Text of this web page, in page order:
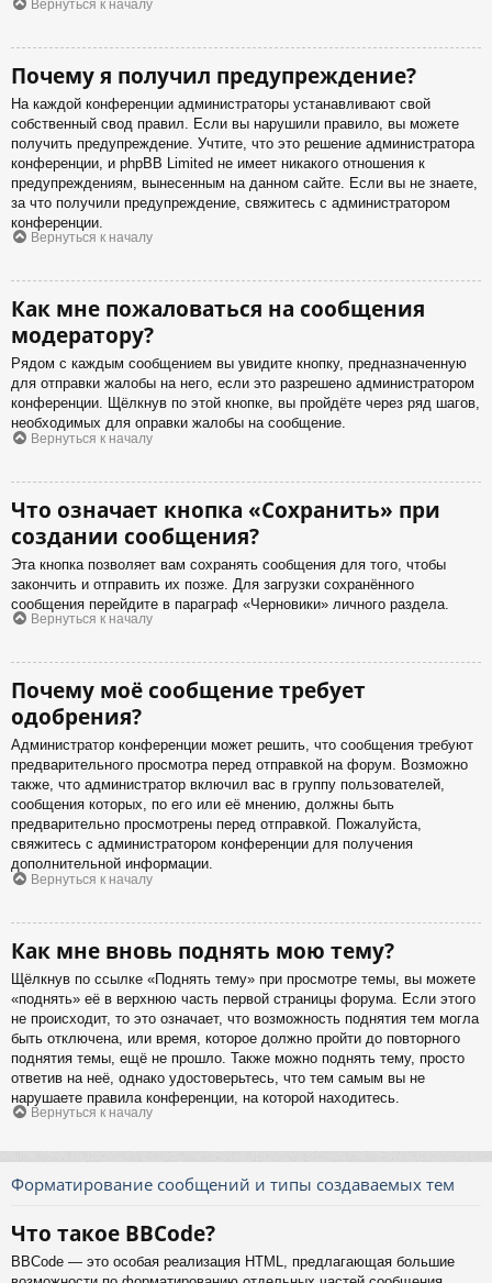
Вернуться к началу
Почему я получил предупреждение?
На каждой конференции администраторы устанавливают свой
собственный свод правил. Если вы нарушили правило, вы можете
получить предупреждение. Учтите, что это решение администратора
конференции, и phpBB Limited не имеет никакого отношения к
предупреждениям, вынесенным на данном сайте. Если вы не знаете,
за что получили предупреждение, свяжитесь с администратором
конференции.
Вернуться к началу
Как мне пожаловаться на сообщения
модератору?
Рядом с каждым сообщением вы увидите кнопку, предназначенную
для отправки жалобы на него, если это разрешено администратором
конференции. Щёлкнув по этой кнопке, вы пройдёте через ряд шагов,
необходимых для оправки жалобы на сообщение.
Вернуться к началу
Что означает кнопка «Сохранить» при
создании сообщения?
Эта кнопка позволяет вам сохранять сообщения для того, чтобы
закончить и отправить их позже. Для загрузки сохранённого
сообщения перейдите в параграф «Черновики» личного раздела.
Вернуться к началу
Почему моё сообщение требует
одобрения?
Администратор конференции может решить, что сообщения требуют
предварительного просмотра перед отправкой на форум. Возможно
также, что администратор включил вас в группу пользователей,
сообщения которых, по его или её мнению, должны быть
предварительно просмотрены перед отправкой. Пожалуйста,
свяжитесь с администратором конференции для получения
дополнительной информации.
Вернуться к началу
Как мне вновь поднять мою тему?
Щёлкнув по ссылке «Поднять тему» при просмотре темы, вы можете
«поднять» её в верхнюю часть первой страницы форума. Если этого
не происходит, то это означает, что возможность поднятия тем могла
быть отключена, или время, которое должно пройти до повторного
поднятия темы, ещё не прошло. Также можно поднять тему, просто
ответив на неё, однако удостоверьтесь, что тем самым вы не
нарушаете правила конференции, на которой находитесь.
Вернуться к началу
Форматирование сообщений и типы создаваемых тем
Что такое BBCode?
BBCode — это особая реализация HTML, предлагающая большие